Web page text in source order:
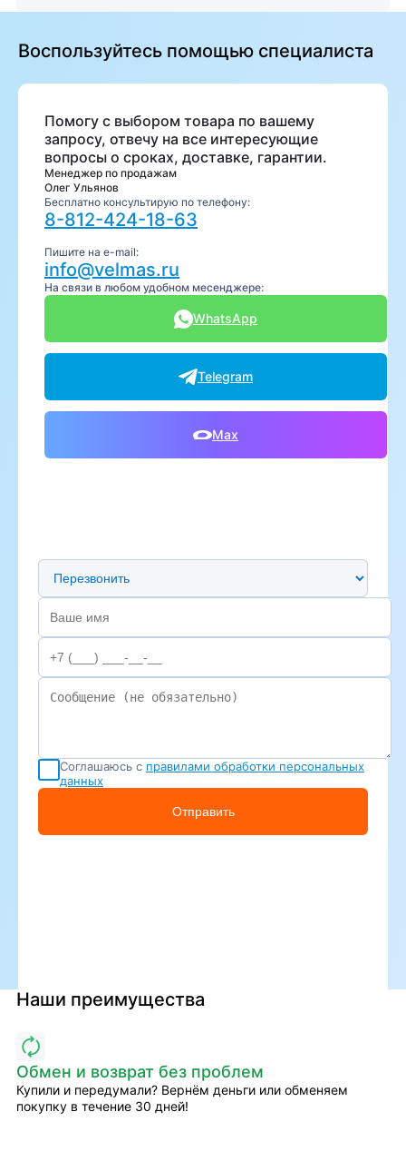
Воспользуйтесь помощью специалиста
Помогу с выбором товара по вашему
запросу, отвечу на все интересующие
вопросы о сроках, доставке, гарантии.
Менеджер по продажам
Олег Ульянов
Бесплатно консультирую по телефону:
8-812-424-18-63
Пишите на e-mail:
info@velmas.ru
На связи в любом удобном месенджере:
WhatsApp
Telegram
Max
Предпочтительный способ связи
Соглашаюсь с правилами обработки персональных
данных
Отправить
Наши преимущества
Обмен и возврат без проблем
Купили и передумали? Вернём деньги или обменяем
покупку в течение 30 дней!